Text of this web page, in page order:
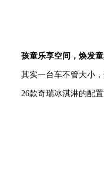
孩童乐享空间，焕发
其实一台车不管大小
26款奇瑞冰淇淋的配